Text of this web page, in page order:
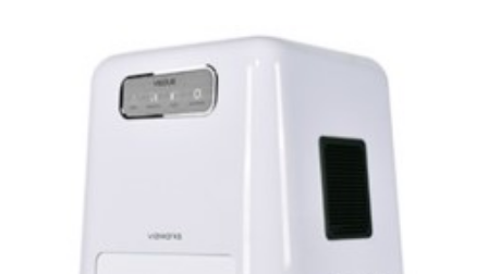
（ケリー）
Langen Biomed
（ランゲンバイオメド）
LUMICKS
（ノバ・バイオメディカル：Solentim・Advanced
Instruments・Artel）